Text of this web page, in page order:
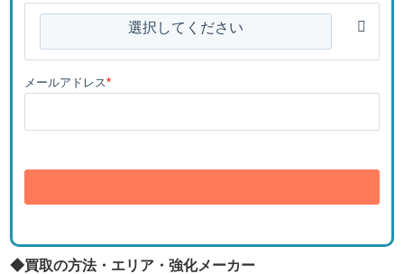
選択してください
メールアドレス*
◆買取の方法・エリア・強化メーカー